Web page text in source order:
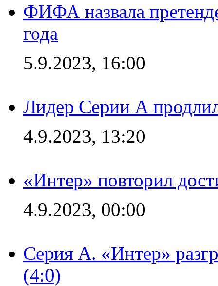
ФИФА назвала
года
5.9.2023, 16:00
Лидер Серии А
4.9.2023, 13:20
«Интер» повторил
4.9.2023, 00:00
Серия А. «Интер»
(4:0)